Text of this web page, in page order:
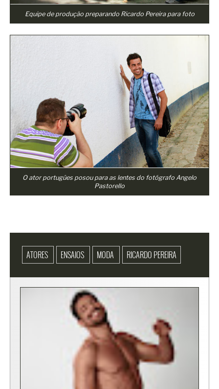
Equipe de produção preparando Ricardo Pereira para foto
O ator portugûes posou para as lentes do fotógrafo Angelo
Pastorello
ATORES ENSAIOS MODA RICARDO PEREIRA